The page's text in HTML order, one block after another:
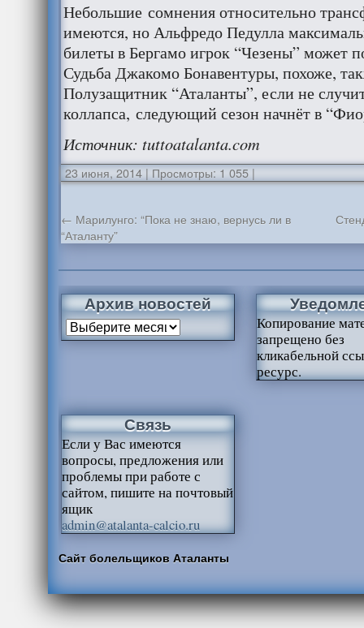
Небольшие сомнения относительно
имеются, но Альфредо Педулла
билеты в Бергамо игрок “Чезены” может
Судьба Джакомо Бонавентуры, похоже,
Полузащитник “Аталанты”, если не
коллапса, следующий сезон начнёт в
Источник: tuttoatalanta.com
23 июня, 2014 | Просмотры: 1 055|
← Марилунго: “Пока не знаю, вернусь ли в
“Аталанту”
Архив новостей
Копирование
запрещено без
кликабельной
ресурс.
Связь
Если у Вас имеются
вопросы, предложения или
проблемы при работе с
сайтом, пишите на почтовый
ящик
admin@atalanta-calcio.ru
Сайт болельщиков Аталанты